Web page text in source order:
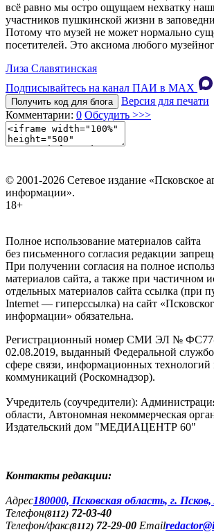
всё равно мы остро ощущаем нехватку
участников пушкинской жизни в
Потому что музей не может нормально
посетителей. Это аксиома любого
Лиза Славятинская
Подписывайтесь на канал ПАИ в MAХ
Получить код для блога
Версия для печати
Комментарии: 0 Обсудить >>>
© 2001-2026 Сетевое издание «Псковское
информации».
18+
Полное использование материалов сайта
без письменного согласия редакции
При получении согласия на полное
материалов сайта, а также при частичном
отдельных материалов сайта ссылка (при
Internet — гиперссылка) на сайт
информации» обязательна.
Регистрационный номер СМИ ЭЛ № ФС77-
02.08.2019, выданный Федеральной
сфере связи, информационных
коммуникаций (Роскомнадзор).
Учредитель (соучредители):
области, Автономная некоммерческая
Издательский дом "МЕДИАЦЕНТР 60"
Контакты редакции:
Адреc180000, Псковская область, г.
Телефон(8112) 72-03-40
Телефон/факс(8112) 72-29-00 Email